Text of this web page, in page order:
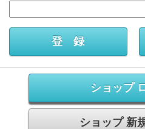
ショップ
ショップ 新